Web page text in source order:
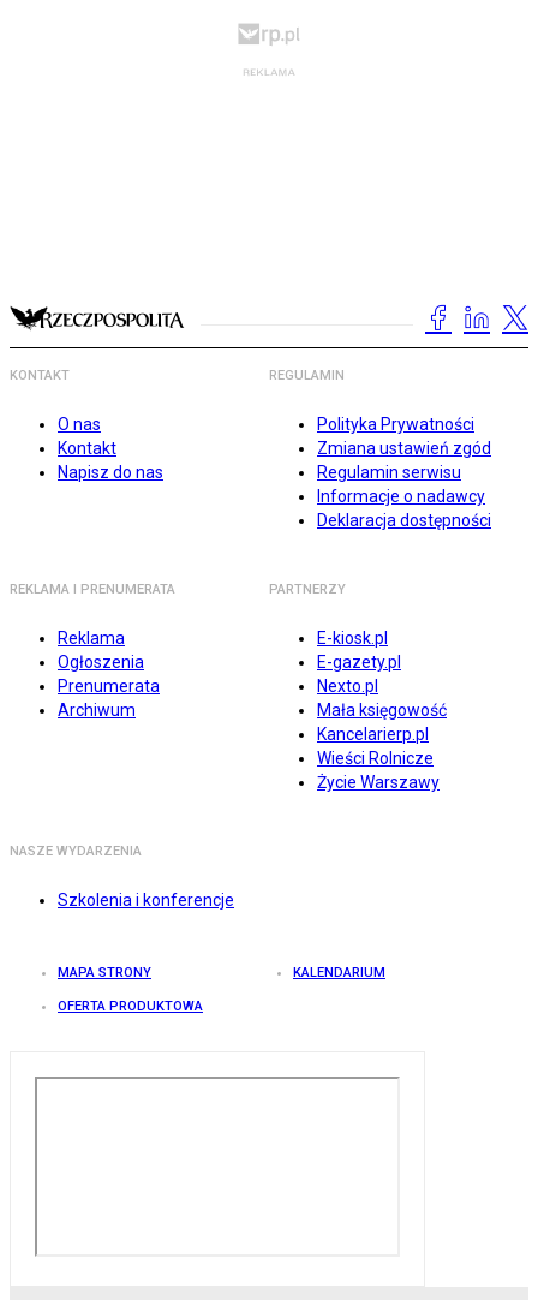
KONTAKT
O nas
Kontakt
Napisz do nas
REGULAMIN
Polityka Prywatności
Zmiana ustawień zgód
Regulamin serwisu
Informacje o nadawcy
Deklaracja dostępności
REKLAMA I PRENUMERATA
Reklama
Ogłoszenia
Prenumerata
Archiwum
PARTNERZY
E-kiosk.pl
E-gazety.pl
Nexto.pl
Mała księgowość
Kancelarierp.pl
Wieści Rolnicze
Życie Warszawy
NASZE WYDARZENIA
Szkolenia i konferencje
MAPA STRONY KALENDARIUM
OFERTA PRODUKTOWA